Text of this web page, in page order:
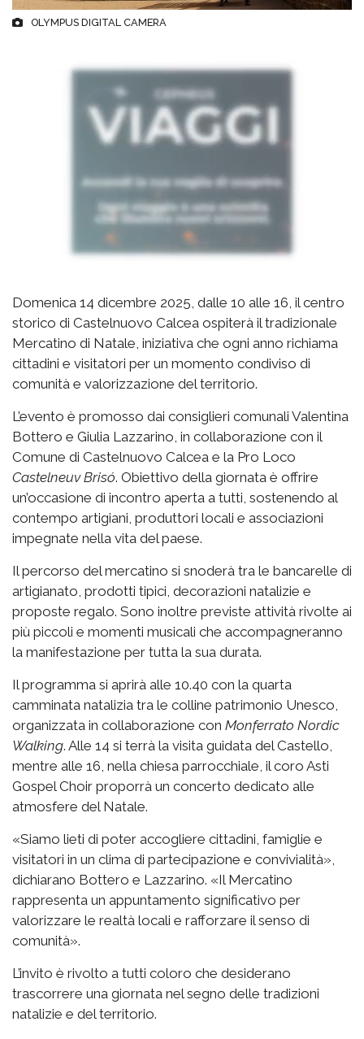
OLYMPUS DIGITAL CAMERA
Domenica 14 dicembre 2025, dalle 10 alle 16, il centro
storico di Castelnuovo Calcea ospiterà il tradizionale
Mercatino di Natale, iniziativa che ogni anno richiama
cittadini e visitatori per un momento condiviso di
comunità e valorizzazione del territorio.
L’evento è promosso dai consiglieri comunali Valentina
Bottero e Giulia Lazzarino, in collaborazione con il
Comune di Castelnuovo Calcea e la Pro Loco
Castelneuv Brisó. Obiettivo della giornata è offrire
un’occasione di incontro aperta a tutti, sostenendo al
contempo artigiani, produttori locali e associazioni
impegnate nella vita del paese.
Il percorso del mercatino si snoderà tra le bancarelle di
artigianato, prodotti tipici, decorazioni natalizie e
proposte regalo. Sono inoltre previste attività rivolte ai
più piccoli e momenti musicali che accompagneranno
la manifestazione per tutta la sua durata.
Il programma si aprirà alle 10.40 con la quarta
camminata natalizia tra le colline patrimonio Unesco,
organizzata in collaborazione con Monferrato Nordic
Walking. Alle 14 si terrà la visita guidata del Castello,
mentre alle 16, nella chiesa parrocchiale, il coro Asti
Gospel Choir proporrà un concerto dedicato alle
atmosfere del Natale.
«Siamo lieti di poter accogliere cittadini, famiglie e
visitatori in un clima di partecipazione e convivialità»,
dichiarano Bottero e Lazzarino. «Il Mercatino
rappresenta un appuntamento significativo per
valorizzare le realtà locali e rafforzare il senso di
comunità».
L’invito è rivolto a tutti coloro che desiderano
trascorrere una giornata nel segno delle tradizioni
natalizie e del territorio.